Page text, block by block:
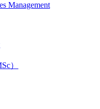
Management
）